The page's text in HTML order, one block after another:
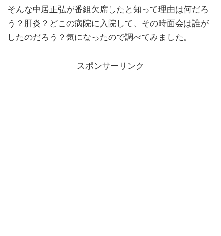
そんな中居正弘が番組欠席したと知って理由は何だろ
う？肝炎？どこの病院に入院して、その時面会は誰が
したのだろう？気になったので調べてみました。
スポンサーリンク